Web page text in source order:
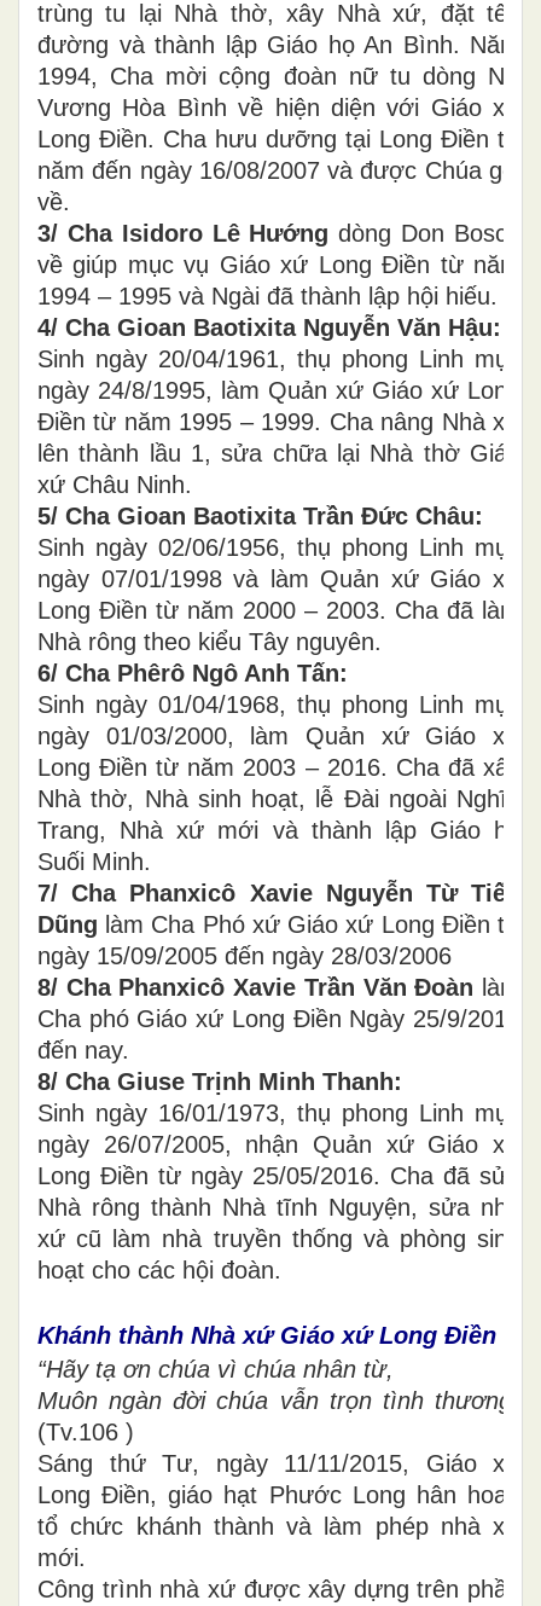
trùng tu lại Nhà thờ, xây Nhà xứ, đặt tên
đường và thành lập Giáo họ An Bình. Năm
1994, Cha mời cộng đoàn nữ tu dòng Nữ
Vương Hòa Bình về hiện diện với Giáo xứ
Long Điền. Cha hưu dưỡng tại Long Điền từ
năm đến ngày 16/08/2007 và được Chúa gọi
về.
3/ Cha Isidoro Lê Hướng dòng Don Bosco
về giúp mục vụ Giáo xứ Long Điền từ năm
1994 – 1995 và Ngài đã thành lập hội hiếu.
4/ Cha Gioan Baotixita Nguyễn Văn Hậu:
Sinh ngày 20/04/1961, thụ phong Linh mục
ngày 24/8/1995, làm Quản xứ Giáo xứ Long
Điền từ năm 1995 – 1999. Cha nâng Nhà xứ
lên thành lầu 1, sửa chữa lại Nhà thờ Giáo
xứ Châu Ninh.
5/ Cha Gioan Baotixita Trần Đức Châu:
Sinh ngày 02/06/1956, thụ phong Linh mục
ngày 07/01/1998 và làm Quản xứ Giáo xứ
Long Điền từ năm 2000 – 2003. Cha đã làm
Nhà rông theo kiểu Tây nguyên.
6/ Cha Phêrô Ngô Anh Tấn:
Sinh ngày 01/04/1968, thụ phong Linh mục
ngày 01/03/2000, làm Quản xứ Giáo xứ
Long Điền từ năm 2003 – 2016. Cha đã xây
Nhà thờ, Nhà sinh hoạt, lễ Đài ngoài Nghĩa
Trang, Nhà xứ mới và thành lập Giáo họ
Suối Minh.
7/ Cha Phanxicô Xavie Nguyễn Từ Tiến
Dũng làm Cha Phó xứ Giáo xứ Long Điền từ
ngày 15/09/2005 đến ngày 28/03/2006
8/ Cha Phanxicô Xavie Trần Văn Đoàn làm
Cha phó Giáo xứ Long Điền Ngày 25/9/2014
đến nay.
8/ Cha Giuse Trịnh Minh Thanh:
Sinh ngày 16/01/1973, thụ phong Linh mục
ngày 26/07/2005, nhận Quản xứ Giáo xứ
Long Điền từ ngày 25/05/2016. Cha đã sửa
Nhà rông thành Nhà tĩnh Nguyện, sửa nhà
xứ cũ làm nhà truyền thống và phòng sinh
hoạt cho các hội đoàn.
Khánh thành Nhà xứ Giáo xứ Long Điền
“Hãy tạ ơn chúa vì chúa nhân từ,
Muôn ngàn đời chúa vẫn trọn tình thương”
(Tv.106 )
Sáng thứ Tư, ngày 11/11/2015, Giáo xứ
Long Điền, giáo hạt Phước Long hân hoan
tổ chức khánh thành và làm phép nhà xứ
mới.
Công trình nhà xứ được xây dựng trên phần